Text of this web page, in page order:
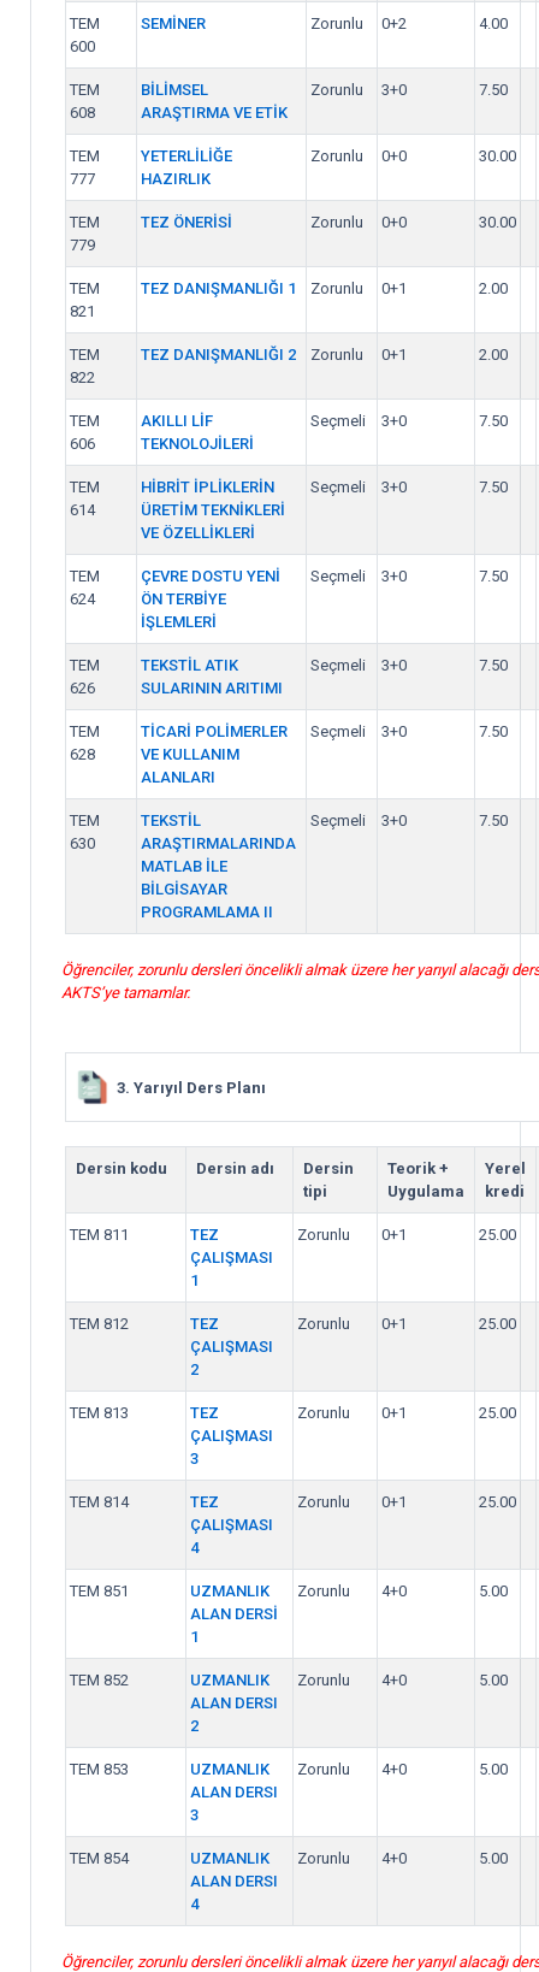
TEM
600
SEMİNER Zorunlu 0+2 4.00
TEM
608
BİLİMSEL
ARAŞTIRMA VE ETİK
Zorunlu 3+0 7.50
TEM
777
YETERLİLİĞE
HAZIRLIK
Zorunlu 0+0 30.00
TEM
779
TEZ ÖNERİSİ Zorunlu 0+0 30.00
TEM
821
TEZ DANIŞMANLIĞI 1 Zorunlu 0+1 2.00
TEM
822
TEZ DANIŞMANLIĞI 2 Zorunlu 0+1 2.00
TEM
606
AKILLI LİF
TEKNOLOJİLERİ
Seçmeli 3+0 7.50
TEM
614
HİBRİT İPLİKLERİN
ÜRETİM TEKNİKLERİ
VE ÖZELLİKLERİ
Seçmeli 3+0 7.50
TEM
624
ÇEVRE DOSTU YENİ
ÖN TERBİYE
İŞLEMLERİ
Seçmeli 3+0 7.50
TEM
626
TEKSTİL ATIK
SULARININ ARITIMI
Seçmeli 3+0 7.50
TEM
628
TİCARİ POLİMERLER
VE KULLANIM
ALANLARI
Seçmeli 3+0 7.50
TEM
630
TEKSTİL
ARAŞTIRMALARINDA
MATLAB İLE
BİLGİSAYAR
PROGRAMLAMA II
Seçmeli 3+0 7.50
Öğrenciler, zorunlu dersleri öncelikli almak üzere her yarıyıl alacağı
AKTS’ye tamamlar.
3. Yarıyıl Ders Planı
Dersin kodu Dersin adı
Dersin
tipi
Teorik +
Uygulama
Yerel
kredi
TEM 811
TEZ
ÇALIŞMASI
1
Zorunlu 0+1 25.00
TEM 812
TEZ
ÇALIŞMASI
2
Zorunlu 0+1 25.00
TEM 813
TEZ
ÇALIŞMASI
3
Zorunlu 0+1 25.00
TEM 814
TEZ
ÇALIŞMASI
4
Zorunlu 0+1 25.00
TEM 851
UZMANLIK
ALAN DERSİ
1
Zorunlu 4+0 5.00
TEM 852
UZMANLIK
ALAN DERSI
2
Zorunlu 4+0 5.00
TEM 853
UZMANLIK
ALAN DERSI
3
Zorunlu 4+0 5.00
TEM 854
UZMANLIK
ALAN DERSI
4
Zorunlu 4+0 5.00
Öğrenciler, zorunlu dersleri öncelikli almak üzere her yarıyıl alacağı